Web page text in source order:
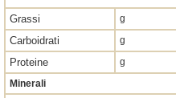
Grassi g
Carboidrati g
Proteine g
Minerali